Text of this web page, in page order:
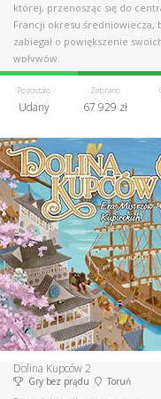
której, przenosząc się do
Francji okresu średniowiecza,
zabiegał o powiększenie
wpływów.
Pozostało
Udany
Zebrano
67 929 zł
Dolina Kupców 2
Gry bez prądu Toruń